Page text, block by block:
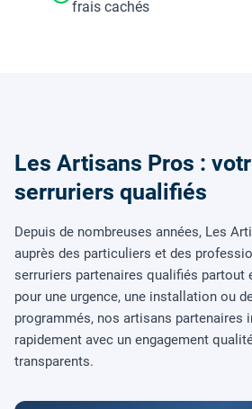
frais cachés
Les Artisans Pros :
serruriers qualifiés
Depuis de nombreuses années, Les
auprès des particuliers et des
serruriers partenaires qualifiés partout
pour une urgence, une installation ou
programmés, nos artisans partenaires
rapidement avec un engagement
transparents.